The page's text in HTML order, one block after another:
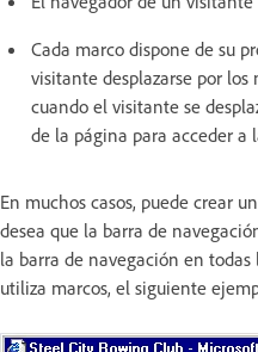
Cada marco dispone de su
visitante desplazarse por
cuando el visitante se
de la página para acceder a
En muchos casos, puede crear
desea que la barra de
la barra de navegación en
utiliza marcos, el siguiente